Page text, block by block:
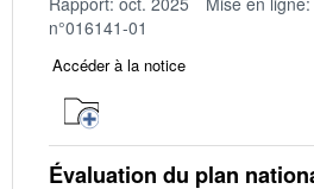
n°016141-01
Accéder à la notice
Évaluation du plan